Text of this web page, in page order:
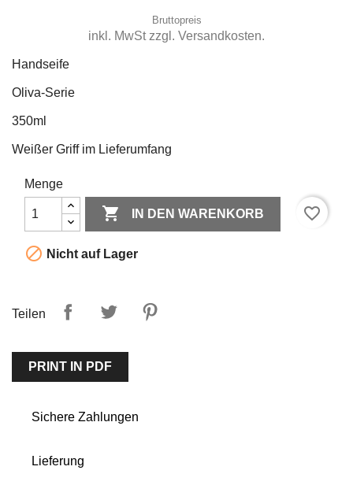
Bruttopreis
inkl. MwSt zzgl. Versandkosten.
Handseife
Oliva-Serie
350ml
Weißer Griff im Lieferumfang
Menge
 IN DEN WARENKORB favorite_border
 Nicht auf Lager
Teilen
PRINT IN PDF
Sichere Zahlungen
Lieferung